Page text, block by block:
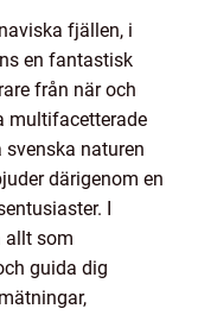
fjällen, i
en fantastisk
från när och
multifacetterade
naturen
därigenom en
I
allt som
guida dig